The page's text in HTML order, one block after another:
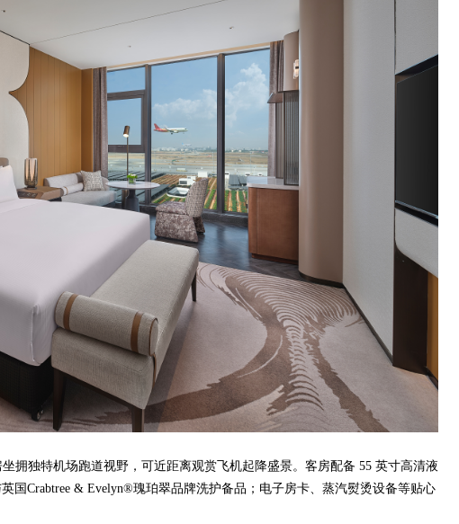
拥独特机场跑道视野，可近距离观赏飞机起降盛景。客房配备 55 英寸高清液
国Crabtree & Evelyn®瑰珀翠品牌洗护备品；电子房卡、蒸汽熨烫设备等贴心